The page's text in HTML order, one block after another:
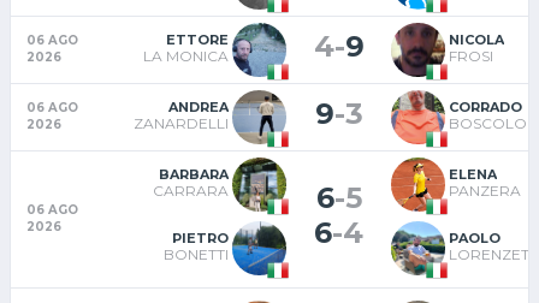
06 AGO
2026
ETTORE
LA MONICA 4-9 NICOLA
FROSI
06 AGO
2026
ANDREA
ZANARDELLI 9-3 CORRADO
BOSCOLO
06 AGO
2026
BARBARA
CARRARA
PIETRO
BONETTI
6-5
6-4
ELENA
PANZERA
PAOLO